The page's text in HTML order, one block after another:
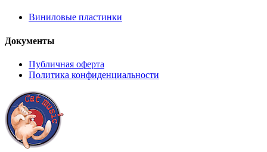
Виниловые пластинки
Документы
Публичная оферта
Политика конфиденциальности